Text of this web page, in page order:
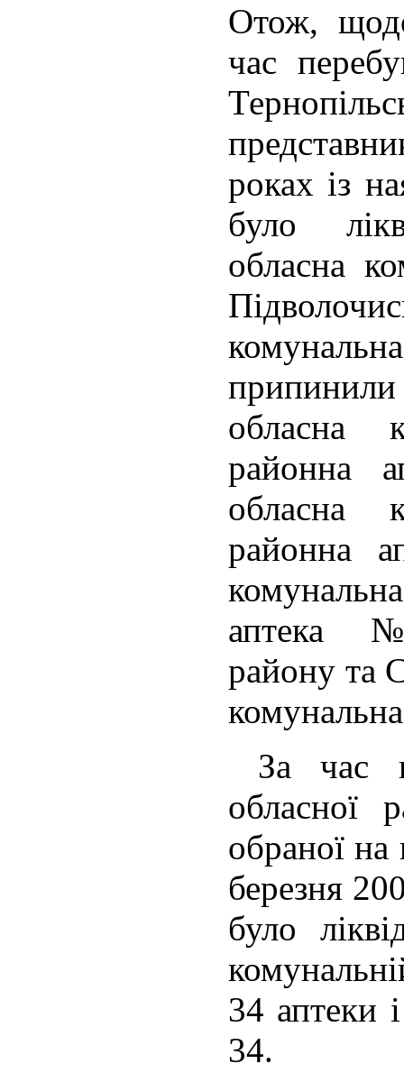
Отож,
час
роках із
було
обласна
припинили
обласна
районна
обласна
районна
аптека
району та
За час
обласної
обраної на
березня
було
34 аптеки
34.